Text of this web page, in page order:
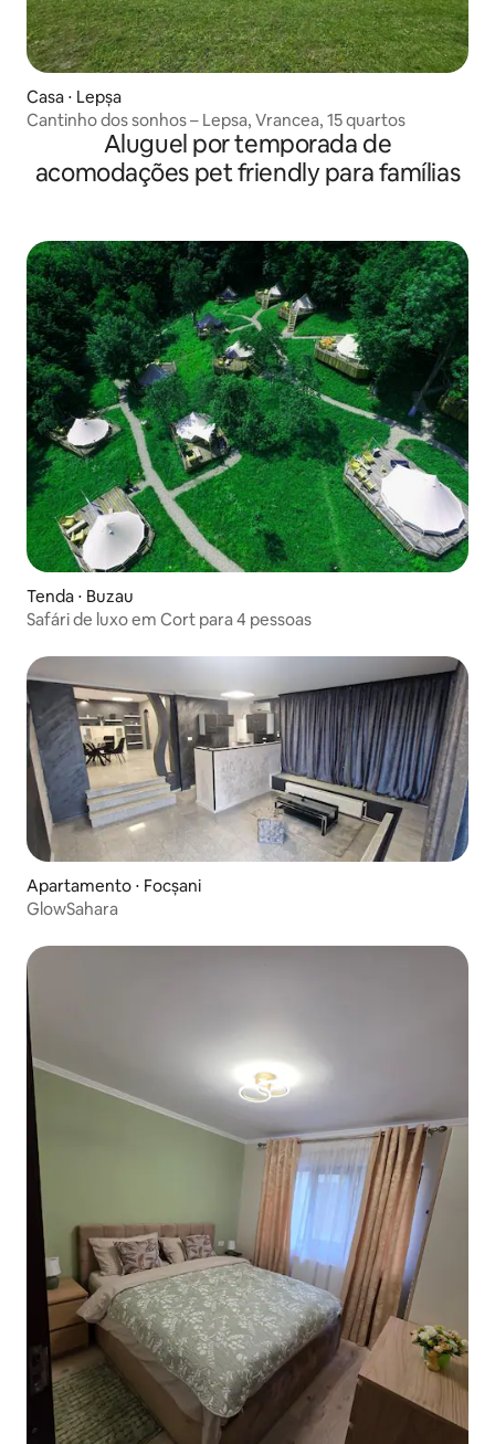
Casa ⋅ Lepșa
Cantinho dos sonhos – Lepsa, Vrancea, 15 quartos
Aluguel por temporada de
acomodações pet friendly para famílias
Tenda ⋅ Buzau
Safári de luxo em Cort para 4 pessoas
Apartamento ⋅ Focșani
GlowSahara